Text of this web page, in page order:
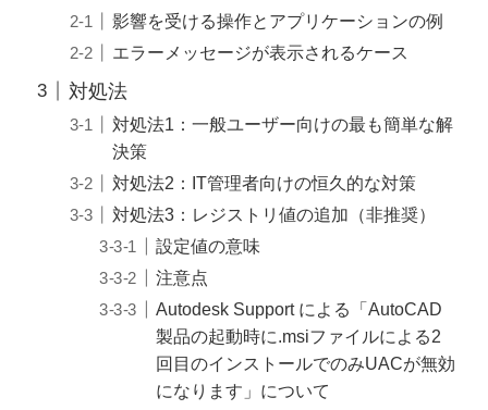
影響を受ける操作とアプリケーションの例
エラーメッセージが表示されるケース
対処法
対処法1：一般ユーザー向けの最も簡単な解
決策
対処法2：IT管理者向けの恒久的な対策
対処法3：レジストリ値の追加（非推奨）
設定値の意味
注意点
Autodesk Support による「AutoCAD
製品の起動時に.msiファイルによる2
回目のインストールでのみUACが無効
になります」について